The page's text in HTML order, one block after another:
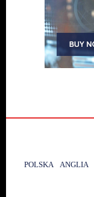
POLSKA ANGLIA